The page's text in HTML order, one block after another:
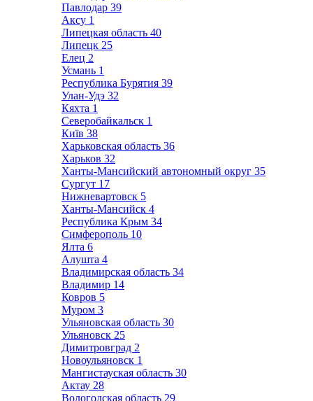
Павлодар 39
Аксу 1
Липецкая область 40
Липецк 25
Елец 2
Усмань 1
Республика Бурятия 39
Улан-Удэ 32
Кяхта 1
Северобайкальск 1
Київ 38
Харьковская область 36
Харьков 32
Ханты-Мансийский автономный округ 35
Сургут 17
Нижневартовск 5
Ханты-Мансийск 4
Республика Крым 34
Симферополь 10
Ялта 6
Алушта 4
Владимирская область 34
Владимир 14
Ковров 5
Муром 3
Ульяновская область 30
Ульяновск 25
Димитровград 2
Новоульяновск 1
Мангистауская область 30
Актау 28
Вологодская область 29